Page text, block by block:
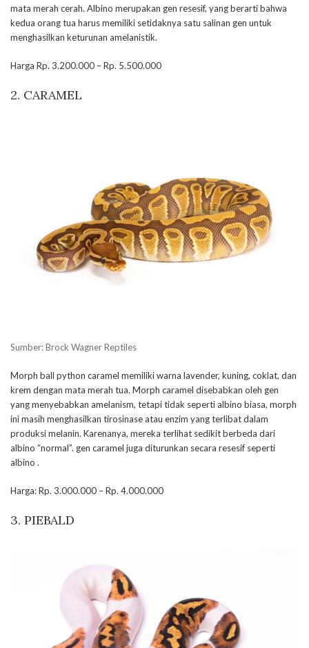
mata merah cerah. Albino merupakan gen resesif, yang berarti bahwa
kedua orang tua harus memiliki setidaknya satu salinan gen untuk
menghasilkan keturunan amelanistik.
Harga Rp. 3.200.000 – Rp. 5.500.000
2. CARAMEL
Sumber: Brock Wagner Reptiles
Morph ball python caramel memiliki warna lavender, kuning, coklat, dan
krem ​​dengan mata merah tua. Morph caramel disebabkan oleh gen
yang menyebabkan amelanism, tetapi tidak seperti albino biasa, morph
ini masih menghasilkan tirosinase atau enzim yang terlibat dalam
produksi melanin. Karenanya, mereka terlihat sedikit berbeda dari
albino “normal”. gen caramel juga diturunkan secara resesif seperti
albino .
Harga: Rp. 3.000.000 – Rp. 4.000.000
3. PIEBALD